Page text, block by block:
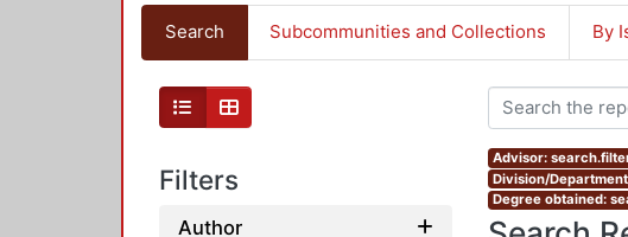
Search Subcommunities and Collections By
Filters
Author
Advisor:
Division/
Degree obtained: